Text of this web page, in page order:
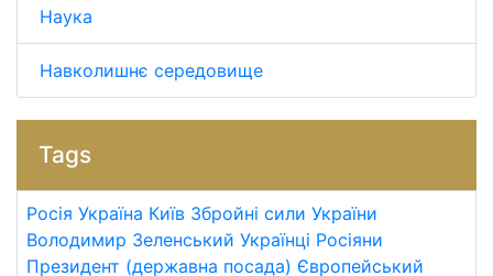
Наука
Навколишнє середовище
Tags
Росія Україна Київ Збройні сили України
Володимир Зеленський Українці Росіяни
Президент (державна посада) Європейський